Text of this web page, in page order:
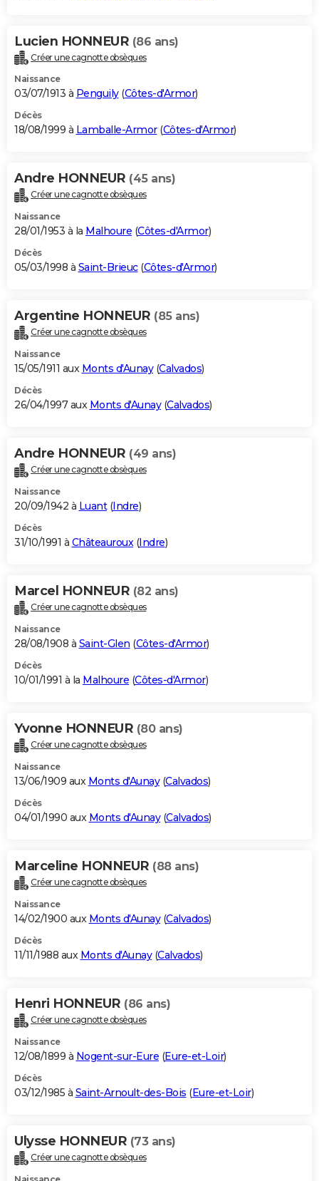
Lucien HONNEUR (86 ans)
Créer une cagnotte obsèques
Naissance
03/07/1913 à Penguily(Côtes-d'Armor)
Décès
18/08/1999 à Lamballe-Armor(Côtes-d'Armor)
Andre HONNEUR (45 ans)
Créer une cagnotte obsèques
Naissance
28/01/1953 à la Malhoure (Côtes-d'Armor)
Décès
05/03/1998 à Saint-Brieuc(Côtes-d'Armor)
Argentine HONNEUR (85 ans)
Créer une cagnotte obsèques
Naissance
15/05/1911 aux Monts d'Aunay(Calvados)
Décès
26/04/1997 aux Monts d'Aunay(Calvados)
Andre HONNEUR (49 ans)
Créer une cagnotte obsèques
Naissance
20/09/1942 à Luant(Indre)
Décès
31/10/1991 à Châteauroux(Indre)
Marcel HONNEUR (82 ans)
Créer une cagnotte obsèques
Naissance
28/08/1908 à Saint-Glen (Côtes-d'Armor)
Décès
10/01/1991 à la Malhoure (Côtes-d'Armor)
Yvonne HONNEUR (80 ans)
Créer une cagnotte obsèques
Naissance
13/06/1909 aux Monts d'Aunay(Calvados)
Décès
04/01/1990 aux Monts d'Aunay(Calvados)
Marceline HONNEUR (88 ans)
Créer une cagnotte obsèques
Naissance
14/02/1900 aux Monts d'Aunay(Calvados)
Décès
11/11/1988 aux Monts d'Aunay(Calvados)
Henri HONNEUR (86 ans)
Créer une cagnotte obsèques
Naissance
12/08/1899 à Nogent-sur-Eure (Eure-et-Loir)
Décès
03/12/1985 à Saint-Arnoult-des-Bois (Eure-et-Loir)
Ulysse HONNEUR (73 ans)
Créer une cagnotte obsèques